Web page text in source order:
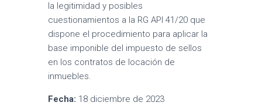
la legitimidad y posibles
cuestionamientos a la RG API 41/20 que
dispone el procedimiento para aplicar la
base imponible del impuesto de sellos
en los contratos de locación de
inmuebles.
Fecha: 18 diciembre de 2023